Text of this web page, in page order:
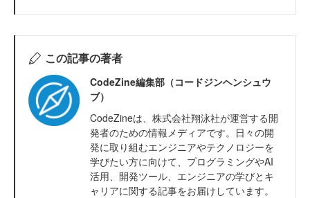
この記事の著者
CodeZine編集部（コードジンヘンシュウ
ブ）
CodeZineは、株式会社翔泳社が運営する開
発者のための情報メディアです。日々の開
発に取り組むエンジニアやテクノロジーを
学びたい方に向けて、プログラミングやAI
活用、開発ツール、エンジニアの学びとキ
ャリアに関する記事をお届けしています。